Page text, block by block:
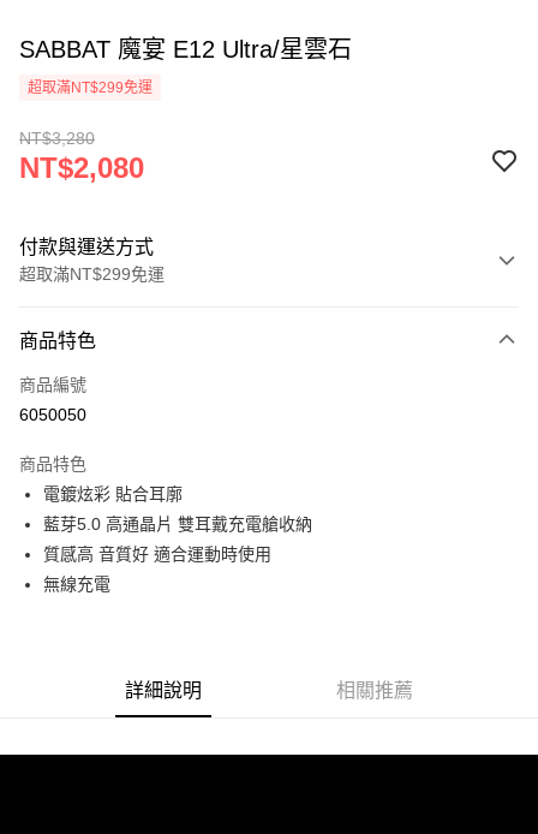
SABBAT 魔宴 E12 Ultra/星雲石
超取滿NT$299免運
NT$3,280
NT$2,080
付款與運送方式
超取滿NT$299免運
信用卡一次付款
超商取貨付款
Apple Pay
街口支付
悠遊付
全家付款取貨
每筆NT$60，滿NT$299(含以上)免運費
商品特色
商品編號
6050050
商品特色
電鍍炫彩 貼合耳廓
藍芽5.0 高通晶片 雙耳戴充電艙收納
質感高 音質好 適合運動時使用
無線充電
詳細說明 相關推薦